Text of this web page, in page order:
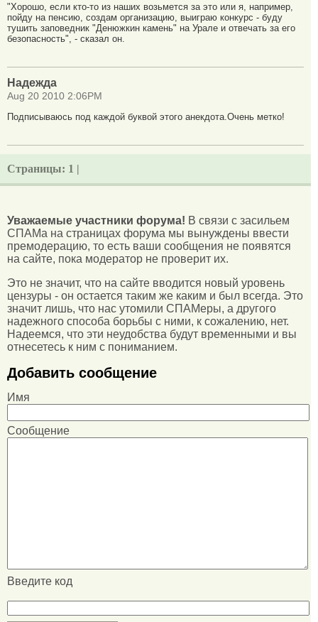
"Хорошо, если кто-то из наших возьмется за это или я, например,
пойду на пенсию, создам организацию, выиграю конкурс - буду
тушить заповедник "Денюжкин камень" на Урале и отвечать за его
безопасность", - сказал он.
Надежда
Aug 20 2010 2:06PM
Подписываюсь под каждой буквой этого анекдота.Очень метко!
Страницы: 1 |
Уважаемые участники форума! В связи с засильем
СПАМа на страницах форума мы вынуждены ввести
премодерацию, то есть ваши сообщения не появятся
на сайте, пока модератор не проверит их.
Это не значит, что на сайте вводится новый уровень
цензуры - он остается таким же каким и был всегда. Это
значит лишь, что нас утомили СПАМеры, а другого
надежного способа борьбы с ними, к сожалению, нет.
Надеемся, что эти неудобства будут временными и вы
отнесетесь к ним с пониманием.
Добавить сообщение
Имя
Сообщение
Введите код